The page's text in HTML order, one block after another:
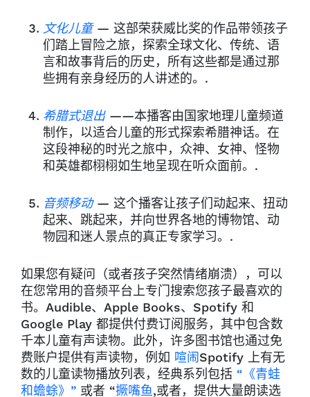
文化儿童— 这部荣获威比奖的作品带领孩子
们踏上冒险之旅，探索全球文化、传统、语
言和故事背后的历史，所有这些都是通过那
些拥有亲身经历的人讲述的。.
希腊式退出——本播客由国家地理儿童频道
制作，以适合儿童的形式探索希腊神话。在
这段神秘的时光之旅中，众神、女神、怪物
和英雄都栩栩如生地呈现在听众面前。.
音频移动— 这个播客让孩子们动起来、扭动
起来、跳起来，并向世界各地的博物馆、动
物园和迷人景点的真正专家学习。.
如果您有疑问（或者孩子突然情绪崩溃），可以
在您常用的音频平台上专门搜索您孩子最喜欢的
书。Audible、Apple Books、Spotify 和
Google Play 都提供付费订阅服务，其中包含数
千本儿童有声读物。此外，许多图书馆也通过免
费账户提供有声读物，例如 喧闹Spotify 上有无
数的儿童读物播放列表，经典系列包括 “《青蛙
和蟾蜍》” 或者 “撅嘴鱼,或者，提供大量朗读选